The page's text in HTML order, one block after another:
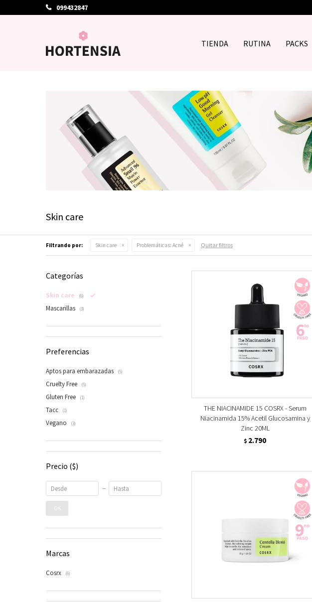
TIENDA RUTINA PACKS
099432847
Skin care
Filtrando por: Skin care Problemáticas: Acné Quitar filtros
THE NIACINAMIDE 15 COSRX - Serum
Niacinamida 15% Acetil Glucosamina y
Zinc 20ML
$ 2.790
Categorías
Skin care (6)
Mascarillas (3)
Preferencias
Aptos para embarazadas (5)
Cruelty Free (5)
Gluten Free (1)
Tacc (1)
Vegano (3)
Precio ($)
OK
Marcas
Cosrx (6)